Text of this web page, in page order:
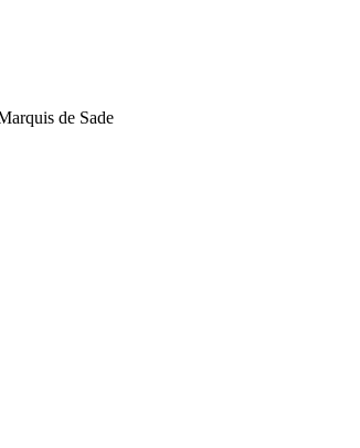
de Sade